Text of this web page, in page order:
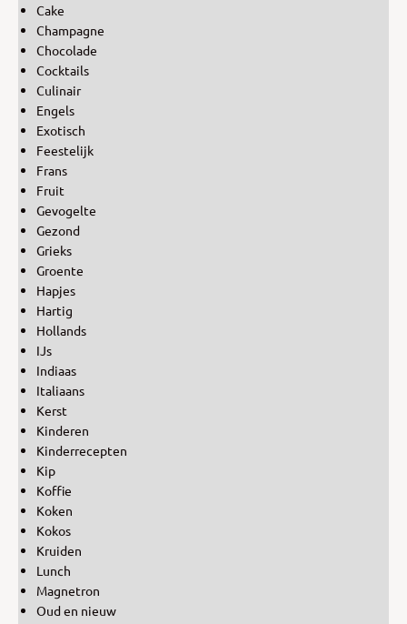
Cake
Champagne
Chocolade
Cocktails
Culinair
Engels
Exotisch
Feestelijk
Frans
Fruit
Gevogelte
Gezond
Grieks
Groente
Hapjes
Hartig
Hollands
IJs
Indiaas
Italiaans
Kerst
Kinderen
Kinderrecepten
Kip
Koffie
Koken
Kokos
Kruiden
Lunch
Magnetron
Oud en nieuw